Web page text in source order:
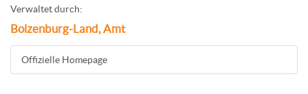
Verwaltet durch:
Boizenburg-Land, Amt
Offizielle Homepage